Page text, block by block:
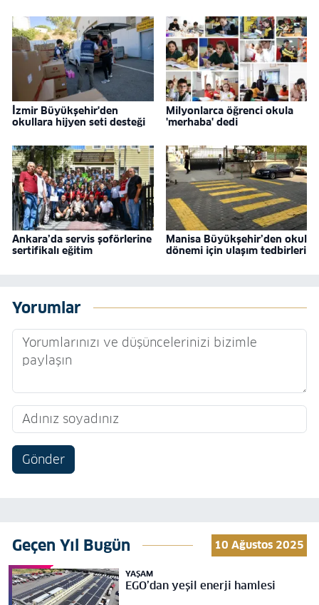
İzmir Büyükşehir'den
okullara hijyen seti desteği
Milyonlarca öğrenci okula
'merhaba' dedi
Ankara’da servis şoförlerine
sertifikalı eğitim
Manisa Büyükşehir’den okul
dönemi için ulaşım tedbirleri
Yorumlar
Gönder
Geçen Yıl Bugün 10 Ağustos 2025
YAŞAM
EGO’dan yeşil enerji hamlesi